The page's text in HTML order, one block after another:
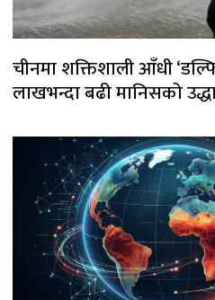
चीनमा शक्तिशाली आँधी
लाखभन्दा बढी मानिसको